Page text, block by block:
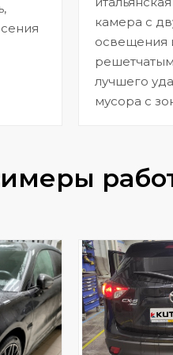
камера с
освещения
лучшего
мусора с